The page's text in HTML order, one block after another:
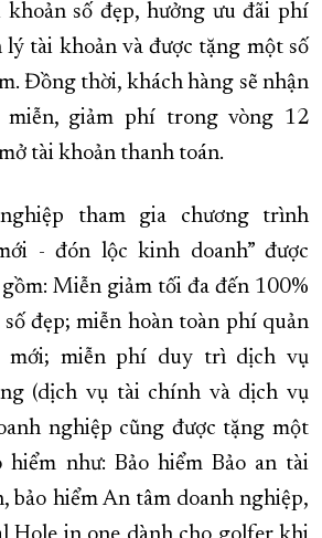
số đẹp, hưởng ưu đãi phí
tài khoản và được tặng một số
Đồng thời, khách hàng sẽ nhận
miễn, giảm phí trong vòng 12
tài khoản thanh toán.
tham gia chương trình
- đón lộc kinh doanh” được
Miễn giảm tối đa đến 100%
đẹp; miễn hoàn toàn phí quản
mới; miễn phí duy trì dịch vụ
(dịch vụ tài chính và dịch vụ
nghiệp cũng được tặng một
hiểm như: Bảo hiểm Bảo an tài
bảo hiểm An tâm doanh nghiệp,